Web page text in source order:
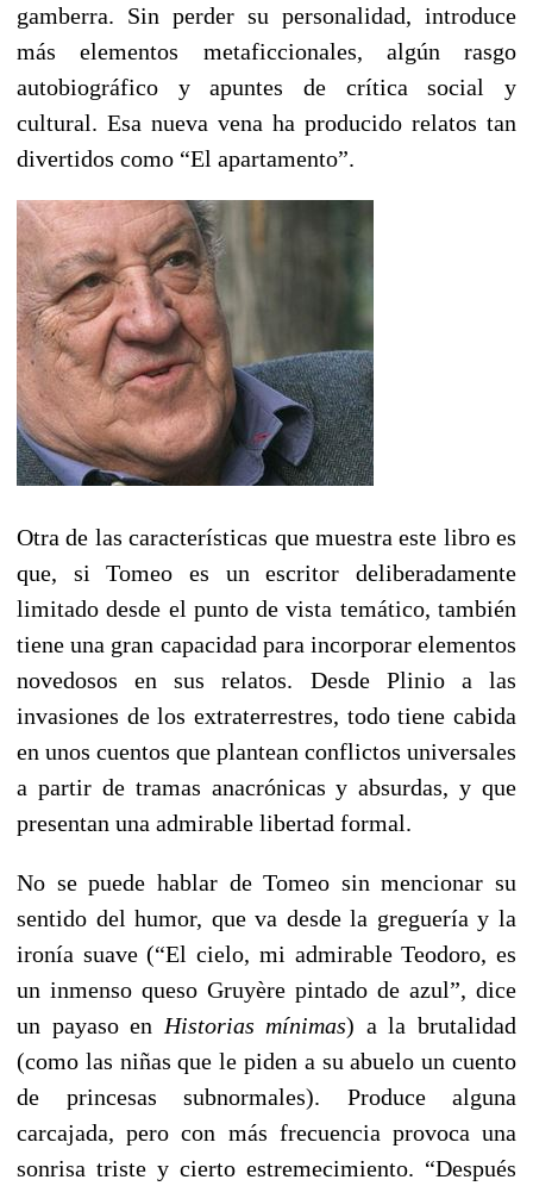
gamberra. Sin perder su personalidad, introduce
más elementos metaficcionales, algún rasgo
autobiográfico y apuntes de crítica social y
cultural. Esa nueva vena ha producido relatos tan
divertidos como “El apartamento”.
Otra de las características que muestra este libro es
que, si Tomeo es un escritor deliberadamente
limitado desde el punto de vista temático, también
tiene una gran capacidad para incorporar elementos
novedosos en sus relatos. Desde Plinio a las
invasiones de los extraterrestres, todo tiene cabida
en unos cuentos que plantean conflictos universales
a partir de tramas anacrónicas y absurdas, y que
presentan una admirable libertad formal.
No se puede hablar de Tomeo sin mencionar su
sentido del humor, que va desde la greguería y la
ironía suave (“El cielo, mi admirable Teodoro, es
un inmenso queso Gruyère pintado de azul”, dice
un payaso en Historias mínimas) a la brutalidad
(como las niñas que le piden a su abuelo un cuento
de princesas subnormales). Produce alguna
carcajada, pero con más frecuencia provoca una
sonrisa triste y cierto estremecimiento. “Después